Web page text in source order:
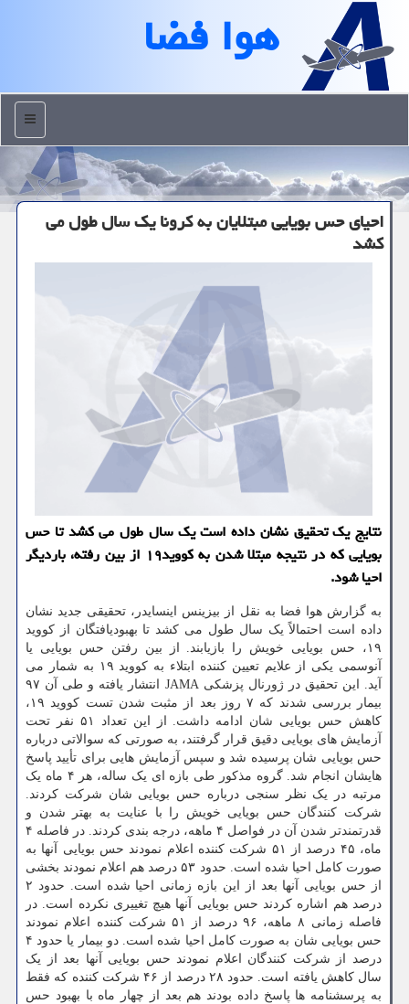
هوا فضا
منو
احیای حس بویایی مبتلایان به كرونا یك سال طول می
كشد
نتایج یک تحقیق نشان داده است یک سال طول می کشد تا حس
بویایی که در نتیجه مبتلا شدن به کووید۱۹ از بین رفته، باردیگر
احیا شود.
به گزارش هوا فضا به نقل از بیزینس اینسایدر، تحقیقی جدید نشان
داده است احتمالاً یک سال طول می کشد تا بهبودیافتگان از کووید
۱۹، حس بویایی خویش را بازیابند. از بین رفتن حس بویایی یا
آنوسمی یکی از علایم تعیین کننده ابتلاء به کووید ۱۹ به شمار می
آید. این تحقیق در ژورنال پزشکی JAMA انتشار یافته و طی آن ۹۷
بیمار بررسی شدند که ۷ روز بعد از مثبت شدن تست کووید ۱۹،
کاهش حس بویایی شان ادامه داشت. از این تعداد ۵۱ نفر تحت
آزمایش های بویایی دقیق قرار گرفتند، به صورتی که سوالاتی درباره
حس بویایی شان پرسیده شد و سپس آزمایش هایی برای تأیید پاسخ
هایشان انجام شد. گروه مذکور طی بازه ای یک ساله، هر ۴ ماه یک
مرتبه در یک نظر سنجی درباره حس بویایی شان شرکت کردند.
شرکت کنندگان حس بویایی خویش را با عنایت به بهتر شدن و
قدرتمندتر شدن آن در فواصل ۴ ماهه، درجه بندی کردند. در فاصله ۴
ماه، ۴۵ درصد از ۵۱ شرکت کننده اعلام نمودند حس بویایی آنها به
صورت کامل احیا شده است. حدود ۵۳ درصد هم اعلام نمودند بخشی
از حس بویایی آنها بعد از این بازه زمانی احیا شده است. حدود ۲
درصد هم اشاره کردند حس بویایی آنها هیچ تغییری نکرده است. در
فاصله زمانی ۸ ماهه، ۹۶ درصد از ۵۱ شرکت کننده اعلام نمودند
حس بویایی شان به صورت کامل احیا شده است. دو بیمار یا حدود ۴
درصد از شرکت کنندگان اعلام نمودند حس بویایی آنها بعد از یک
سال کاهش یافته است. حدود ۲۸ درصد از ۴۶ شرکت کننده که فقط
به پرسشنامه ها پاسخ داده بودند هم بعد از چهار ماه با بهبود حس